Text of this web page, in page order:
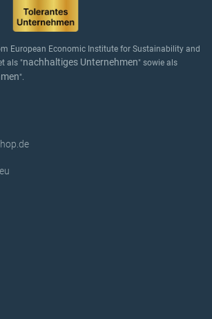
European Economic Institute for Sustainability and
als "nachhaltiges Unternehmen" sowie als
".